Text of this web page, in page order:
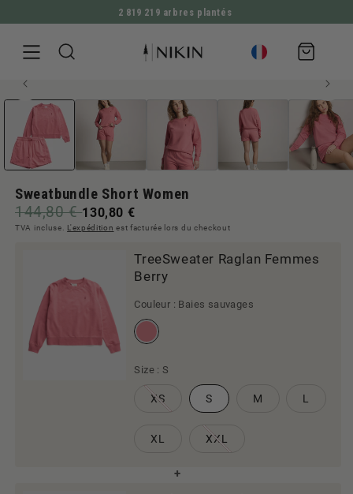
ALLER DIRECTEMENT AU CONTENU
2 819 219 arbres plantés
Panier
d'achat
ALLER À L'INFORMATION SUR LE PRODUIT
Ouvrir
le
média
modal
Sweatbundle Short Women
144,80 €130,80 €
TVA incluse. L'expédition est facturée lors du checkout
TreeSweater Raglan Femmes
Berry
Couleur : Baies sauvages
Size : S
XS S M L
XL XXL